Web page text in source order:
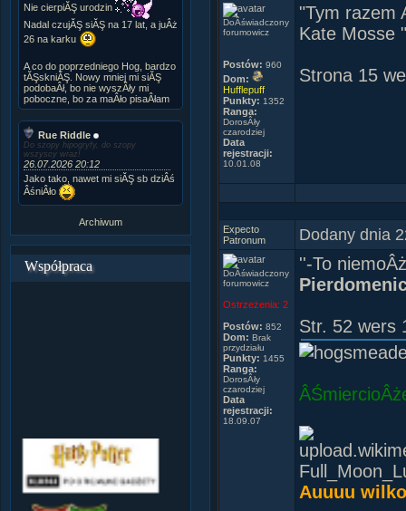
Nie cierpiĂŞ urodzin
Nadal czujĂŞ siĂŞ na 17 lat, a juÂż
26 na karku
A co do poprzedniego Hog, bardzo
tĂŞskniĂŞ. Nowy mniej mi siĂŞ
podobaÂł, bo nie wyszÂły mi
poboczne, bo za maÂło pisaÂłam
Rue Riddle
Do szopy hipogryfy, do szopy
wszyscy wraz!
26.07.2026 20:12
Jako tako, nawet mi siĂŞ sb dziÂś
ÂśniÂło
Archiwum
Współpraca
DoÂświadczony
forumowicz
Postów: 960
Dom:
Hufflepuff
Punkty: 1352
Ranga:
DorosÂły
czarodziej
Data
rejestracji:
10.01.08
"Tym razem
Kate Mosse
Strona 15
Expecto
Patronum
Dodany dnia
DoÂświadczony
forumowicz
Ostrzeżenia: 2
Postów: 852
Dom: Brak
przydziału
Punkty: 1455
Ranga:
DorosÂły
czarodziej
Data
rejestracji:
18.09.07
''-To
Str. 52 wers
Auuuu